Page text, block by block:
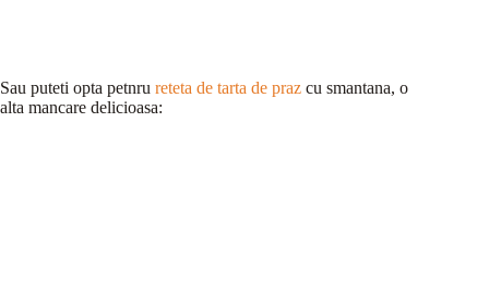
Sau puteti opta petnru reteta de tarta de praz cu smantana, o
alta mancare delicioasa: